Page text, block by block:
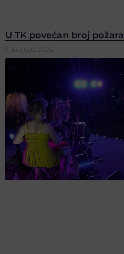
U TK povećan broj požara
7. Augusta 2026.